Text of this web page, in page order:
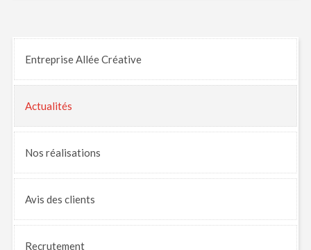
Entreprise Allée Créative
Actualités
Nos réalisations
Avis des clients
Recrutement